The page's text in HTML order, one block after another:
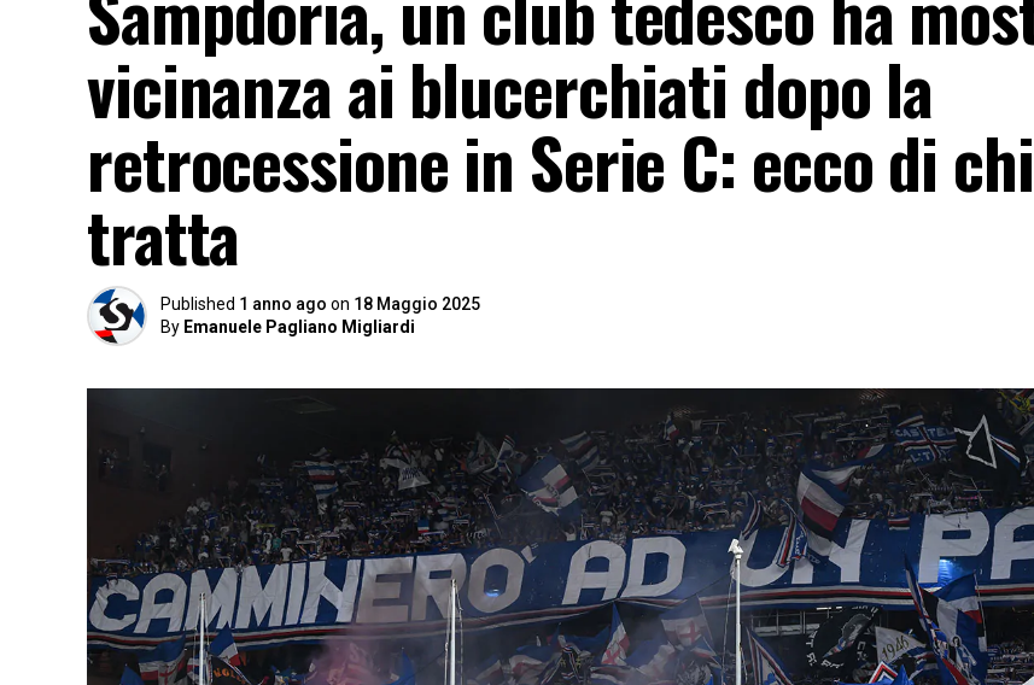
vicinanza ai blucerchiati dopo la
retrocessione in Serie C: ecco di
tratta
Published 1 anno ago on 18 Maggio 2025
By Emanuele Pagliano Migliardi